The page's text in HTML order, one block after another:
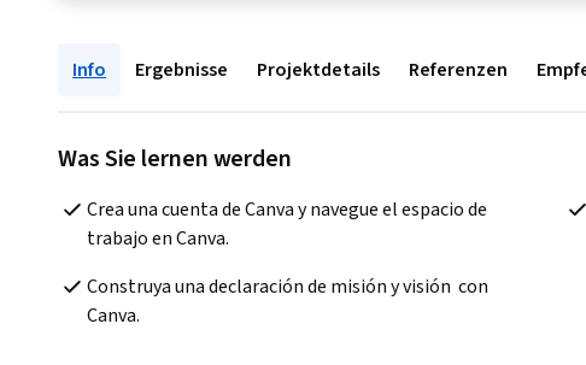
Info Ergebnisse Projektdetails Referenzen
Was Sie lernen werden
Crea una cuenta de Canva y navegue el espacio de
trabajo en Canva.
Construya una declaración de misión y visión  con
Canva.